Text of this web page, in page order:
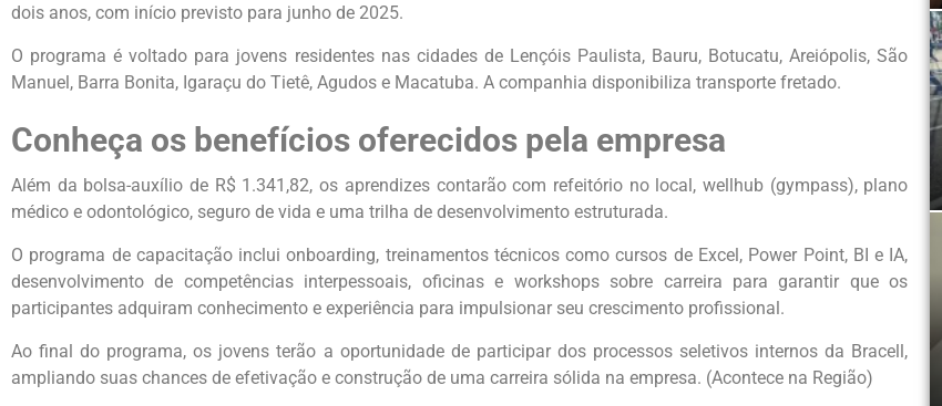
dois anos, com início previsto para junho de 2025.
O programa é voltado para jovens residentes nas cidades de Lençóis Paulista, Bauru, Botucatu, Areiópolis, São
Manuel, Barra Bonita, Igaraçu do Tietê, Agudos e Macatuba. A companhia disponibiliza transporte fretado.
Conheça os benefícios oferecidos pela empresa
Além da bolsa-auxílio de R$ 1.341,82, os aprendizes contarão com refeitório no local, wellhub (gympass), plano
médico e odontológico, seguro de vida e uma trilha de desenvolvimento estruturada.
O programa de capacitação inclui onboarding, treinamentos técnicos como cursos de Excel, Power Point, BI e IA,
desenvolvimento de competências interpessoais, oficinas e workshops sobre carreira para garantir que os
participantes adquiram conhecimento e experiência para impulsionar seu crescimento profissional.
Ao final do programa, os jovens terão a oportunidade de participar dos processos seletivos internos da Bracell,
ampliando suas chances de efetivação e construção de uma carreira sólida na empresa. (Acontece na Região)